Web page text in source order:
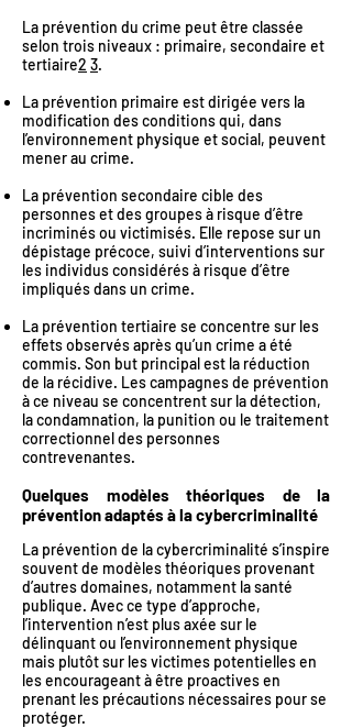
La prévention du crime peut être classée
selon trois niveaux : primaire, secondaire et
tertiaire2 3.
La prévention primaire est dirigée vers la
modification des conditions qui, dans
l’environnement physique et social, peuvent
mener au crime.
La prévention secondaire cible des
personnes et des groupes à risque d’être
incriminés ou victimisés. Elle repose sur un
dépistage précoce, suivi d’interventions sur
les individus considérés à risque d’être
impliqués dans un crime.
La prévention tertiaire se concentre sur les
effets observés après qu’un crime a été
commis. Son but principal est la réduction
de la récidive. Les campagnes de prévention
à ce niveau se concentrent sur la détection,
la condamnation, la punition ou le traitement
correctionnel des personnes
contrevenantes.
Quelques modèles théoriques de la
prévention adaptés à la cybercriminalité
La prévention de la cybercriminalité s’inspire
souvent de modèles théoriques provenant
d’autres domaines, notamment la santé
publique. Avec ce type d’approche,
l’intervention n’est plus axée sur le
délinquant ou l’environnement physique
mais plutôt sur les victimes potentielles en
les encourageant à être proactives en
prenant les précautions nécessaires pour se
protéger.